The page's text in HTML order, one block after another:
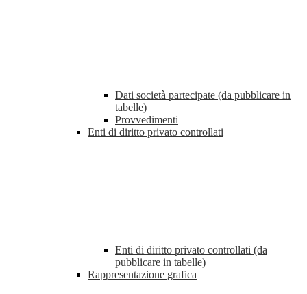
Dati società partecipate (da pubblicare in
tabelle)
Provvedimenti
Enti di diritto privato controllati
Enti di diritto privato controllati (da
pubblicare in tabelle)
Rappresentazione grafica